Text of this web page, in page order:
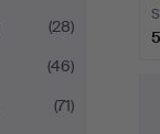
(28)
(46)
(71)